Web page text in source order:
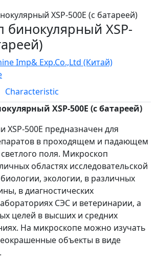
бинокулярный XSP-
Imp& Exp.Co.,Ltd (Китай)
Characteristic
XSP-500E (с батареей)
XSP-500E предназначен для
в проходящем и падающем
поля. Микроскоп
областях исследовательской
экологии, в различных
в диагностических
СЭС и ветеринарии, а
целей в высших и средних
На микроскопе можно изучать
объекты в виде